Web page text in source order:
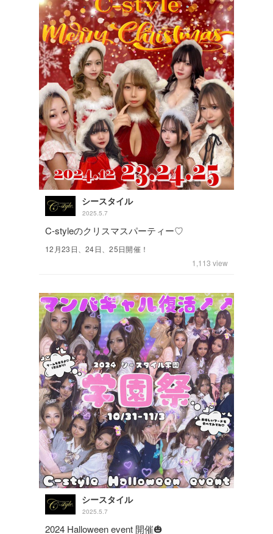
シースタイル
2025.5.7
C-styleのクリスマスパーティー♡
12月23日、24日、25日開催！
1,113 view
シースタイル
2025.5.7
2024 Halloween event 開催🎃